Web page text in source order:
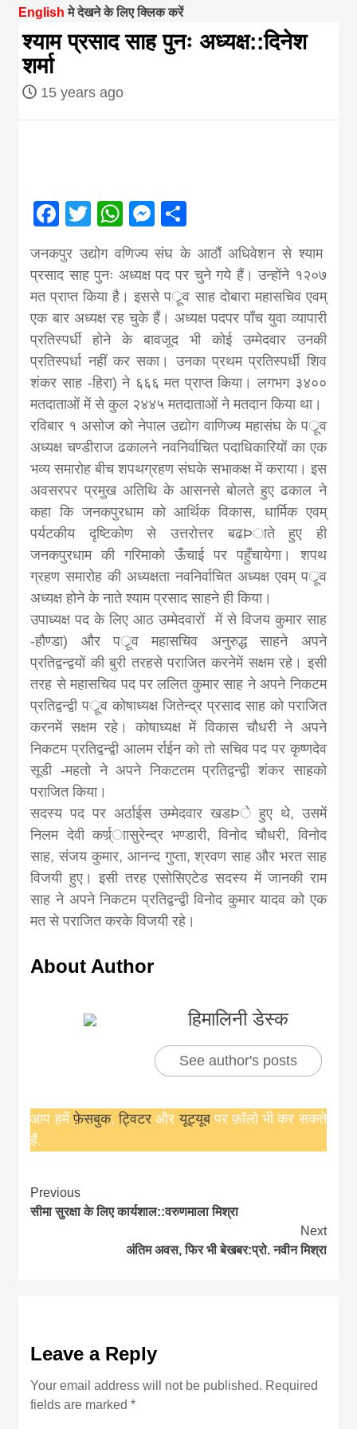
magazine of
Nepal brings
from
news,
khabar
English मे देखने के लिए क्लिक करें
श्याम प्रसाद साह पुनः अध्यक्ष::दिनेश
शर्मा
15 years ago
Facebook
Twitter
WhatsApp
Messenger
जनकपुर उद्योग वणिज्य संघ के आठौं अधिवेशन से श्याम
प्रसाद साह पुनः अध्यक्ष पद पर चुने गये हैं। उन्होंने १२०७
मत प्राप्त किया है। इससे पर्ूव साह दोबारा महासचिव एवम्
एक बार अध्यक्ष रह चुके हैं। अध्यक्ष पदपर पाँच युवा व्यापारी
प्रतिस्पर्धी होने के बावजूद भी कोई उम्मेदवार उनकी
प्रतिस्पर्धा नहीं कर सका। उनका प्रथम प्रतिस्पर्धी शिव
शंकर साह -हिरा) ने ६६६ मत प्राप्त किया। लगभग ३४००
मतदाताओं में से कुल २४४५ मतदाताओं ने मतदान किया था।
रविबार १ असोज को नेपाल उद्योग वाणिज्य महासंघ के पर्ूव
अध्यक्ष चण्डीराज ढकालने नवनिर्वाचित पदाधिकारियों का एक
भव्य समारोह बीच शपथग्रहण संघके सभाकक्ष में कराया। इस
अवसरपर प्रमुख अतिथि के आसनसे बोलते हुए ढकाल ने
कहा कि जनकपुरधाम को आर्थिक विकास, धार्मिक एवम्
पर्यटकीय दृष्टिकोण से उत्तरोत्तर बढÞाते हुए ही
जनकपुरधाम की गरिमाको ऊँचाई पर पहुँचायेगा। शपथ
ग्रहण समारोह की अध्यक्षता नवनिर्वाचित अध्यक्ष एवम् पर्ूव
अध्यक्ष होने के नाते श्याम प्रसाद साहने ही किया।
उपाध्यक्ष पद के लिए आठ उम्मेदवारों में से विजय कुमार साह
-हौण्डा) और पर्ूव महासचिव अनुरुद्ध साहने अपने
प्रतिद्वन्द्वयों की बुरी तरहसे पराजित करनेमें सक्षम रहे। इसी
तरह से महासचिव पद पर ललित कुमार साह ने अपने निकटम
प्रतिद्वन्द्वी पर्ूव कोषाध्यक्ष जितेन्द्र प्रसाद साह को पराजित
करनमें सक्षम रहे। कोषाध्यक्ष में विकास चौधरी ने अपने
निकटम प्रतिद्वन्द्वी आलम र्राईन को तो सचिव पद पर कृष्णदेव
सूडी -महतो ने अपने निकटतम प्रतिद्वन्द्वी शंकर साहको
पराजित किया।
सदस्य पद पर अर्ठाईस उम्मेदवार खडÞे हुए थे, उसमें
निलम देवी कर्ण्र्ाासुरेन्द्र भण्डारी, विनोद चौधरी, विनोद
साह, संजय कुमार, आनन्द गुप्ता, श्रवण साह और भरत साह
विजयी हुए। इसी तरह एसोसिएटेड सदस्य में जानकी राम
साह ने अपने निकटम प्रतिद्वन्द्वी विनोद कुमार यादव को एक
मत से पराजित करके विजयी रहे।
About Author
हिमालिनी डेस्क
See author's posts
आप हमेंफ़ेसबुक,ट्विटरऔरयूट्यूबपर फ़ॉलो भी कर सकते
हैं.
Continue
Reading
Previous
सीमा सुरक्षा के लिए कार्यशाल::वरुणमाला मिश्रा
Next
अंतिम अवस, फिर भी बेखबर:प्रो. नवीन मिश्रा
Leave a Reply
Your email address will not be published. Required
fields are marked*